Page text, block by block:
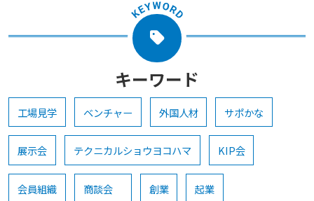
キーワード
工場見学 ベンチャー 外国人材 サポかな
展示会 テクニカルショウヨコハマ KIP会
会員組織 商談会 創業 起業